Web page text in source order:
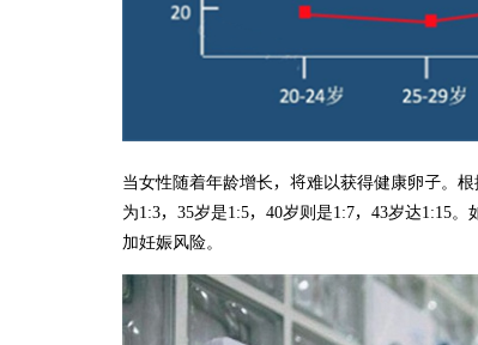
当女性随着年龄增长，将难以获得健康卵子。
为1:3，35岁是1:5，40岁则是1:7，43岁达1:15
加妊娠风险。